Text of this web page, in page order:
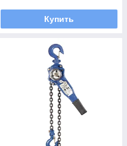
Купить